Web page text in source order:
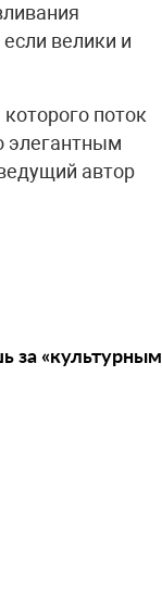
велики и
поток
элегантным
автор
за «культурным